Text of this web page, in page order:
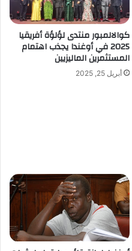
كوالالمبور منتدى لؤلؤة أفريقيا
2025 في أوغندا يجذب اهتمام
المستثمرين الماليزيين
أبريل 25, 2025